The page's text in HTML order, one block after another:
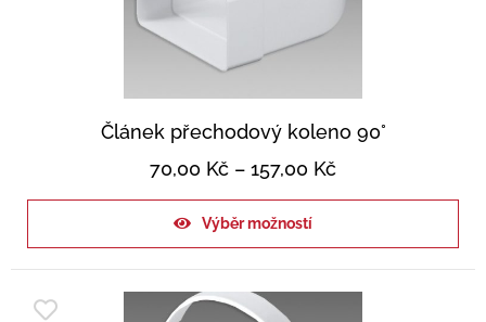
Článek přechodový koleno 90°
70,00 Kč – 157,00 Kč
Výběr možností